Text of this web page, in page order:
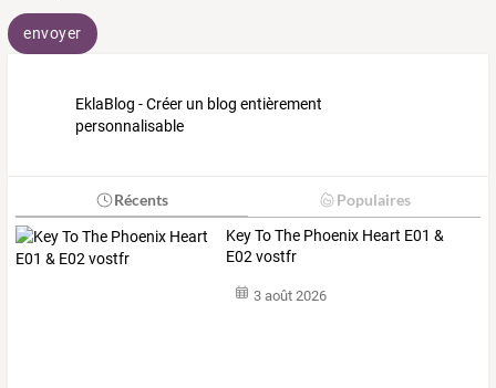
envoyer
EklaBlog - Créer un blog entièrement
personnalisable
Récents Populaires
Key To The Phoenix Heart E01 &
E02 vostfr
3 août 2026